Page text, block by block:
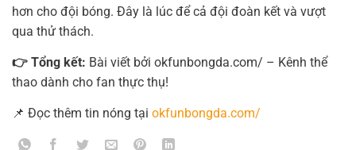
hơn cho đội bóng. Đây là lúc để cả đội đoàn kết và vượt
qua thử thách.
👉 Tổng kết: Bài viết bởi okfunbongda.com/ – Kênh thể
thao dành cho fan thực thụ!
📌 Đọc thêm tin nóng tại okfunbongda.com/